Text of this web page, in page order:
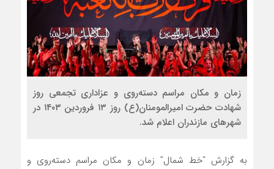
زمان و مکان مراسم دسته‌روی و عزاداری تجمعی روز
شهادت حضرت امیرالمومنان(ع) روز ۱۳ فروردین ۱۴۰۳ در
شهرهای مازندران اعلام شد.
به گزارش “خط شمال” زمان و مکان مراسم دسته‌روی و